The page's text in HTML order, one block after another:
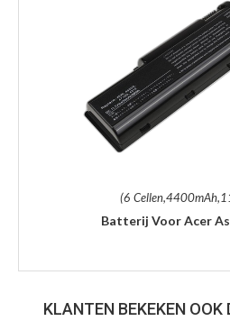
(6
Batterij Voor Acer
KLANTEN BEKEKEN OOK